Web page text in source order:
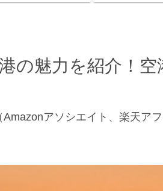
の魅力を紹介！
アソシエイト、楽天ア